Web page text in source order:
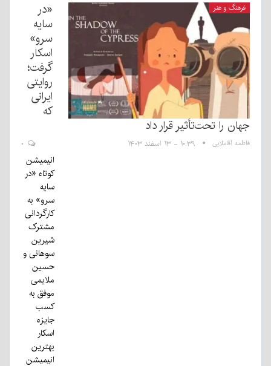
فرهنگ و هنر
«در
سایه
سرو»
اسکار
گرفت؛
روایتی
ایرانی
که
جهان را تحت‌تأثیر قرار داد
فاطمه آقاملایی ۱۰:۳۹ - ۱۳ اسفند ۱۴۰۳
انیمیشن
کوتاه «در
سایه
سرو» به
کارگردانی
مشترک
شیرین
سوهانی و
حسین
ملایمی
موفق به
کسب
جایزه
اسکار
بهترین
انیمیشن